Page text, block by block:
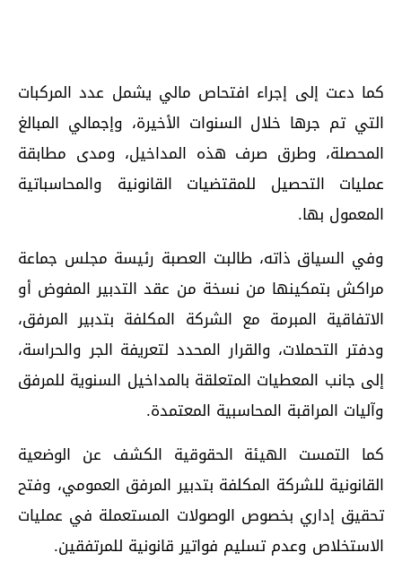
كما دعت إلى إجراء افتحاص مالي يشمل عدد المركبات
التي تم جرها خلال السنوات الأخيرة، وإجمالي المبالغ
المحصلة، وطرق صرف هذه المداخيل، ومدى مطابقة
عمليات التحصيل للمقتضيات القانونية والمحاسباتية
المعمول بها.
وفي السياق ذاته، طالبت العصبة رئيسة مجلس جماعة
مراكش بتمكينها من نسخة من عقد التدبير المفوض أو
الاتفاقية المبرمة مع الشركة المكلفة بتدبير المرفق،
ودفتر التحملات، والقرار المحدد لتعريفة الجر والحراسة،
إلى جانب المعطيات المتعلقة بالمداخيل السنوية للمرفق
وآليات المراقبة المحاسبية المعتمدة.
كما التمست الهيئة الحقوقية الكشف عن الوضعية
القانونية للشركة المكلفة بتدبير المرفق العمومي، وفتح
تحقيق إداري بخصوص الوصولات المستعملة في عمليات
الاستخلاص وعدم تسليم فواتير قانونية للمرتفقين.